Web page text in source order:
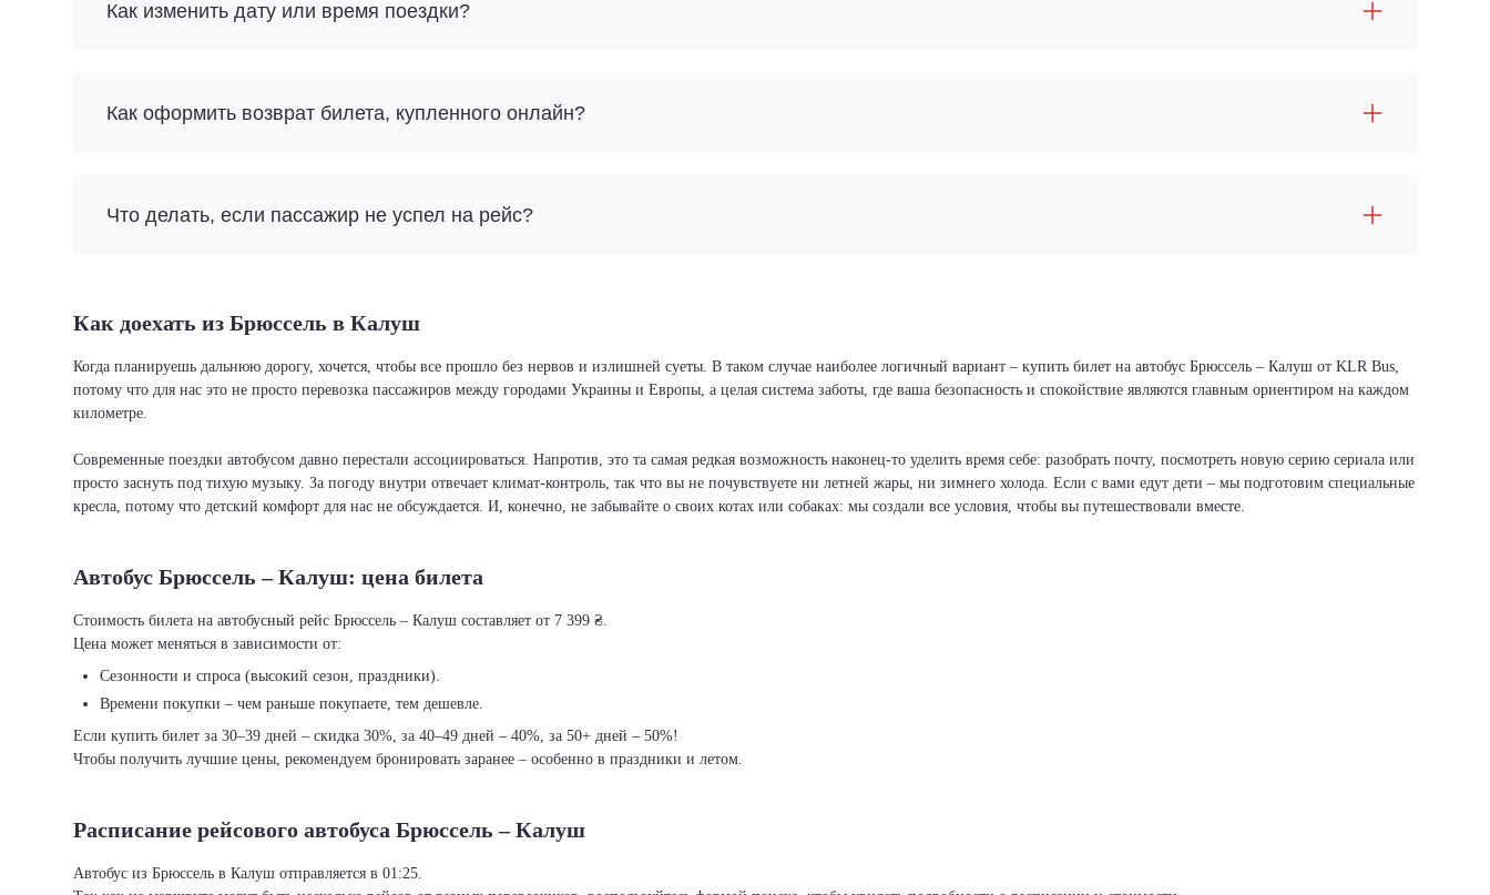
Как изменить дату или время поездки?
Как оформить возврат билета, купленного онлайн?
Что делать, если пассажир не успел на рейс?
Как доехать из Брюссель в Калуш
Когда планируешь дальнюю дорогу, хочется, чтобы все прошло без нервов и излишней суеты. В таком случае наиболее логичный вариант – купить билет на автобус Брюссель – Калуш от KLR Bus,
потому что для нас это не просто перевозка пассажиров между городами Украины и Европы, а целая система заботы, где ваша безопасность и спокойствие являются главным ориентиром на каждом
километре.
Современные поездки автобусом давно перестали ассоциироваться. Напротив, это та самая редкая возможность наконец-то уделить время себе: разобрать почту, посмотреть новую серию сериала или
просто заснуть под тихую музыку. За погоду внутри отвечает климат-контроль, так что вы не почувствуете ни летней жары, ни зимнего холода. Если с вами едут дети – мы подготовим специальные
кресла, потому что детский комфорт для нас не обсуждается. И, конечно, не забывайте о своих котах или собаках: мы создали все условия, чтобы вы путешествовали вместе.
Автобус Брюссель – Калуш: цена билета
Стоимость билета на автобусный рейс Брюссель – Калуш составляет от 7 399 ₴.
Цена может меняться в зависимости от:
Сезонности и спроса (высокий сезон, праздники).
Времени покупки – чем раньше покупаете, тем дешевле.
Если купить билет за 30–39 дней – скидка 30%, за 40–49 дней – 40%, за 50+ дней – 50%!
Чтобы получить лучшие цены, рекомендуем бронировать заранее – особенно в праздники и летом.
Расписание рейсового автобуса Брюссель – Калуш
Автобус из Брюссель в Калуш отправляется в 01:25.